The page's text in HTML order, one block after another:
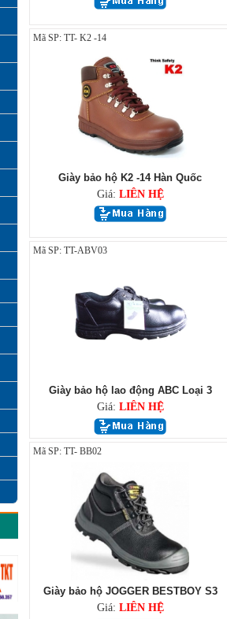
Mã SP: TT- K2 -14
Giày bảo hộ K2 -14 Hàn Quốc
Giá: LIÊN HỆ
Mã SP: TT-ABV03
Giày bảo hộ lao động ABC Loại 3
Giá: LIÊN HỆ
Mã SP: TT- BB02
Giày bảo hộ JOGGER BESTBOY S3
Giá: LIÊN HỆ